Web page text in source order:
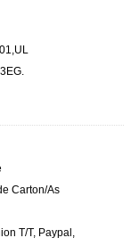
Carton/As
T/T, Paypal,